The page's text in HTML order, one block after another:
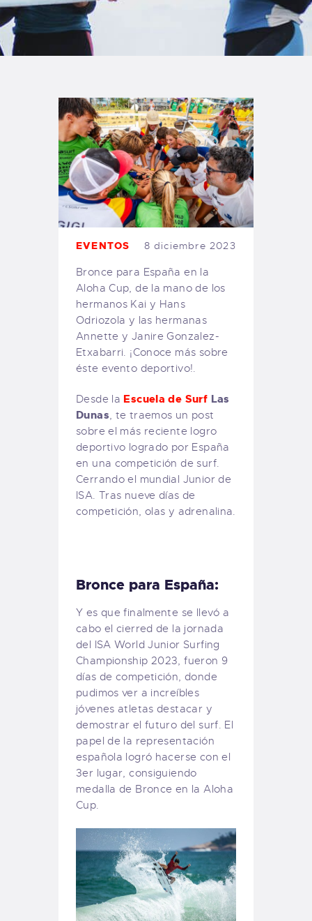
TIENDA FAMILY SURFERS
WEBCAM SALINAS
PEDIDOS
EVENTOS 8 diciembre 2023
Bronce para España en la
Aloha Cup, de la mano de los
hermanos Kai y Hans
Odriozola y las hermanas
Annette y Janire Gonzalez-
Etxabarri. ¡Conoce más sobre
éste evento deportivo!.
Desde la Escuela de Surf Las
Dunas, te traemos un post
sobre el más reciente logro
deportivo logrado por España
en una competición de surf.
Cerrando el mundial Junior de
ISA. Tras nueve días de
competición, olas y adrenalina.
Bronce para España:
Y es que finalmente se llevó a
cabo el cierred de la jornada
del ISA World Junior Surfing
Championship 2023, fueron 9
días de competición, donde
pudimos ver a increíbles
jóvenes atletas destacar y
demostrar el futuro del surf. El
papel de la representación
española logró hacerse con el
3er lugar, consiguiendo
medalla de Bronce en la Aloha
Cup.